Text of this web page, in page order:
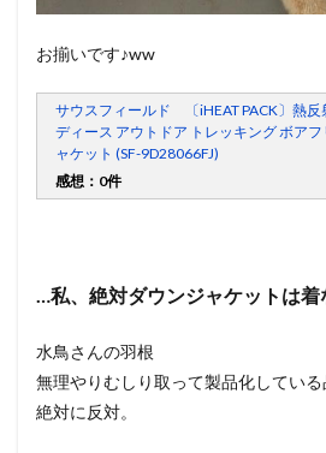
お揃いです♪ww
サウスフィールド 〔iHEAT PACK〕熱反
ディース アウトドア トレッキング ボアフ
ャケット (SF-9D28066FJ)
感想：0件
…私、絶対ダウンジャケットは着
水鳥さんの羽根
無理やりむしり取って製品化している
絶対に反対。